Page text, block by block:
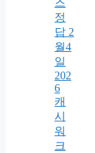
즈
정
답 2
월4
일
202
6
캐
시
워
크